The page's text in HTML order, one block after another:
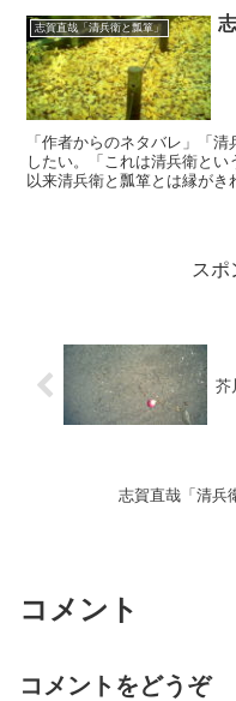
志賀直哉「清兵衛と瓢箪」
「作者からのネタバレ」「
したい。「これは清兵衛と
以来清兵衛と瓢箪とは縁がき
箪に代わる物ができた。そ
スポ
芥
志賀直哉「清
コメント
コメントをどうぞ